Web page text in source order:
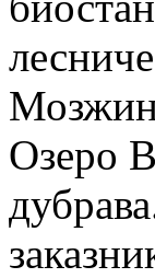
Озеро